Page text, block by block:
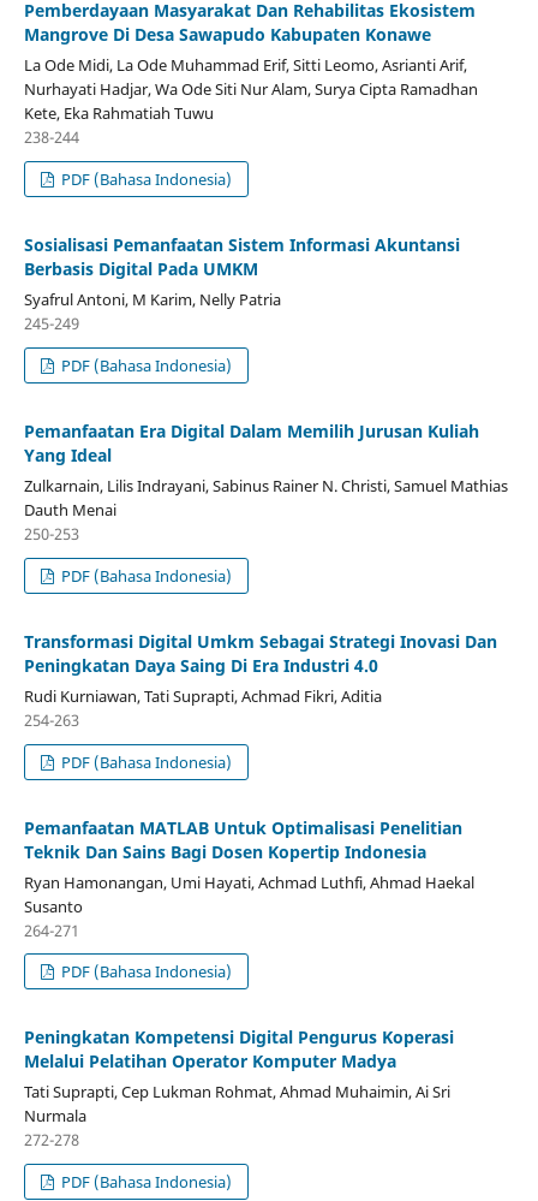
Pemberdayaan Masyarakat Dan Rehabilitas Ekosistem
Mangrove Di Desa Sawapudo Kabupaten Konawe
La Ode Midi, La Ode Muhammad Erif, Sitti Leomo, Asrianti Arif,
Nurhayati Hadjar, Wa Ode Siti Nur Alam, Surya Cipta Ramadhan
Kete, Eka Rahmatiah Tuwu
238-244
PDF (Bahasa Indonesia)
Sosialisasi Pemanfaatan Sistem Informasi Akuntansi
Berbasis Digital Pada UMKM
Syafrul Antoni, M Karim, Nelly Patria
245-249
PDF (Bahasa Indonesia)
Pemanfaatan Era Digital Dalam Memilih Jurusan Kuliah
Yang Ideal
Zulkarnain, Lilis Indrayani, Sabinus Rainer N. Christi, Samuel Mathias
Dauth Menai
250-253
PDF (Bahasa Indonesia)
Transformasi Digital Umkm Sebagai Strategi Inovasi Dan
Peningkatan Daya Saing Di Era Industri 4.0
Rudi Kurniawan, Tati Suprapti, Achmad Fikri, Aditia
254-263
PDF (Bahasa Indonesia)
Pemanfaatan MATLAB Untuk Optimalisasi Penelitian
Teknik Dan Sains Bagi Dosen Kopertip Indonesia
Ryan Hamonangan, Umi Hayati, Achmad Luthfi, Ahmad Haekal
Susanto
264-271
PDF (Bahasa Indonesia)
Peningkatan Kompetensi Digital Pengurus Koperasi
Melalui Pelatihan Operator Komputer Madya
Tati Suprapti, Cep Lukman Rohmat, Ahmad Muhaimin, Ai Sri
Nurmala
272-278
PDF (Bahasa Indonesia)